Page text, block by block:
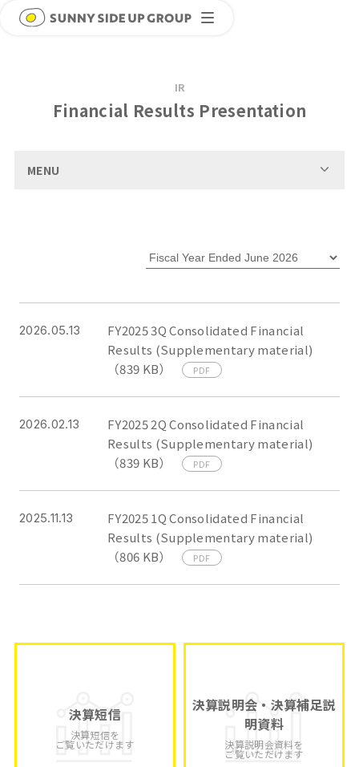
IR
Financial Results Presentation
MENU
2026.05.13
FY2025 3Q Consolidated Financial
Results (Supplementary material)
（839 KB）
PDF
2026.02.13
FY2025 2Q Consolidated Financial
Results (Supplementary material)
（839 KB）
PDF
2025.11.13
FY2025 1Q Consolidated Financial
Results (Supplementary material)
（806 KB）
PDF
決算短信
決算短信を
ご覧いただけます
決算説明会・決算補足説
明資料
決算説明会資料を
ご覧いただけます